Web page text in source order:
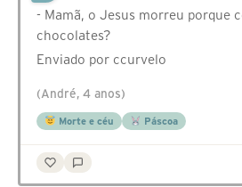
- Mamã, o Jesus morreu porque
chocolates?
Enviado por ccurvelo
(André, 4 anos)
Morte e céu Páscoa